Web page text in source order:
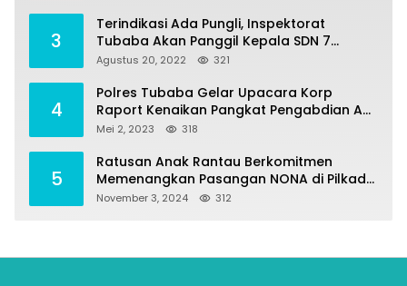
3
Terindikasi Ada Pungli, Inspektorat
Tubaba Akan Panggil Kepala SDN 7
Penumangan Baru
Agustus 20, 2022 321
4
Polres Tubaba Gelar Upacara Korp
Raport Kenaikan Pangkat Pengabdian AKP
Alaidin Effendi
Mei 2, 2023 318
5
Ratusan Anak Rantau Berkomitmen
Memenangkan Pasangan NONA di Pilkada
Tubaba 2024
November 3, 2024 312